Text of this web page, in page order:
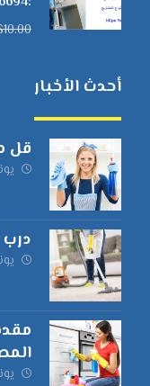
10.00
أحدث الأخبار
قل
يونيو
يونيو
يونيو